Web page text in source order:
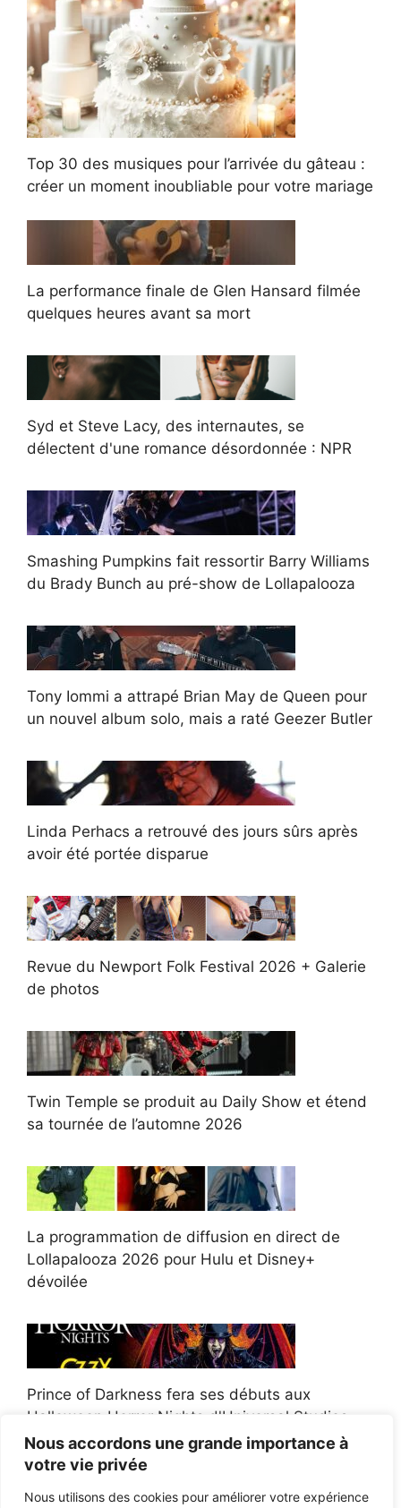
Nous accordons une grande importance à
votre vie privée
Nous utilisons des cookies pour améliorer votre expérience
Top 30 des musiques pour l’arrivée du gâteau :
créer un moment inoubliable pour votre mariage
La performance finale de Glen Hansard filmée
quelques heures avant sa mort
Syd et Steve Lacy, des internautes, se
délectent d'une romance désordonnée : NPR
Smashing Pumpkins fait ressortir Barry Williams
du Brady Bunch au pré-show de Lollapalooza
Tony Iommi a attrapé Brian May de Queen pour
un nouvel album solo, mais a raté Geezer Butler
Linda Perhacs a retrouvé des jours sûrs après
avoir été portée disparue
Revue du Newport Folk Festival 2026 + Galerie
de photos
Twin Temple se produit au Daily Show et étend
sa tournée de l’automne 2026
La programmation de diffusion en direct de
Lollapalooza 2026 pour Hulu et Disney+
dévoilée
Prince of Darkness fera ses débuts aux
Halloween Horror Nights d'Universal Studios